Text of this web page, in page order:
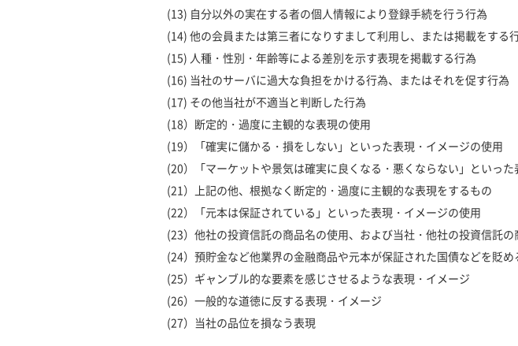
(13) 自分以外の実在する者の個人情報により登録手続を行う行為
(14) 他の会員または第三者になりすまして利用し、または掲載をする
(15) 人種・性別・年齢等による差別を示す表現を掲載する行為
(16) 当社のサーバに過大な負担をかける行為、またはそれを促す行為
(17) その他当社が不適当と判断した行為
(18）断定的・過度に主観的な表現の使用
(19）「確実に儲かる・損をしない」といった表現・イメージの使用
(20）「マーケットや景気は確実に良くなる・悪くならない」といった
(21）上記の他、根拠なく断定的・過度に主観的な表現をするもの
(22）「元本は保証されている」といった表現・イメージの使用
(23）他社の投資信託の商品名の使用、および当社・他社の投資信託の
(24）預貯金など他業界の金融商品や元本が保証された国債などを貶め
(25）ギャンブル的な要素を感じさせるような表現・イメージ
(26）一般的な道徳に反する表現・イメージ
(27）当社の品位を損なう表現